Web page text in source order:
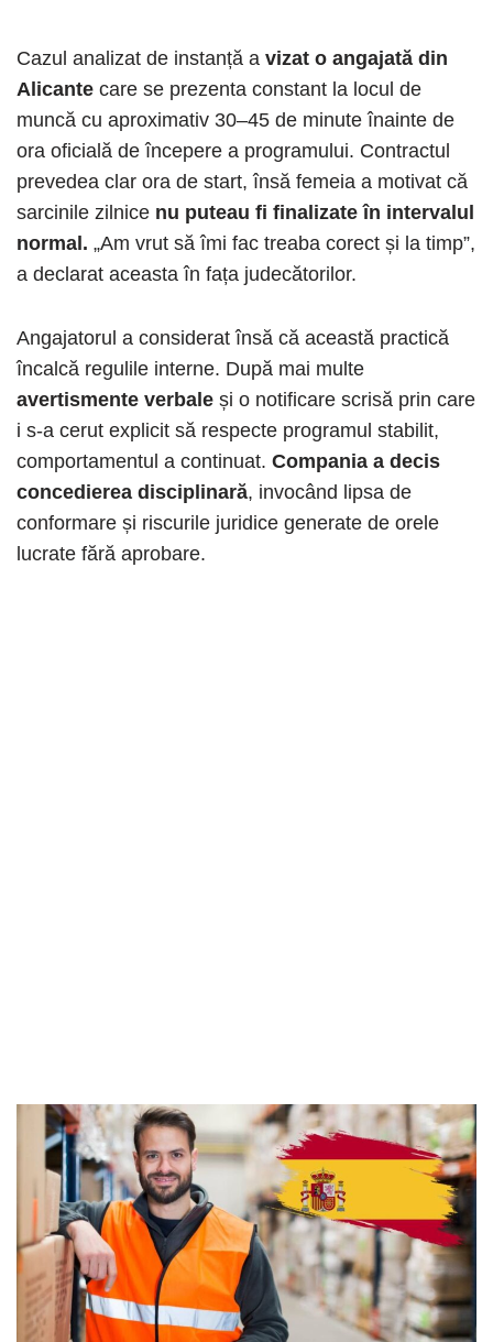
Cazul analizat de instanță a vizat o angajată din
Alicante care se prezenta constant la locul de
muncă cu aproximativ 30–45 de minute înainte de
ora oficială de începere a programului. Contractul
prevedea clar ora de start, însă femeia a motivat că
sarcinile zilnice nu puteau fi finalizate în intervalul
normal. „Am vrut să îmi fac treaba corect și la timp”,
a declarat aceasta în fața judecătorilor.
Angajatorul a considerat însă că această practică
încalcă regulile interne. După mai multe
avertismente verbale și o notificare scrisă prin care
i s-a cerut explicit să respecte programul stabilit,
comportamentul a continuat. Compania a decis
concedierea disciplinară, invocând lipsa de
conformare și riscurile juridice generate de orele
lucrate fără aprobare.